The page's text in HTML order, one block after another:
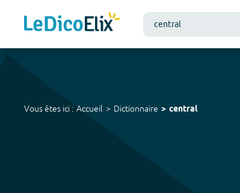
Vous êtes ici : Accueil Dictionnaire central